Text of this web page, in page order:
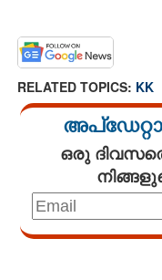
RELATED TOPICS: KK
ഒരു